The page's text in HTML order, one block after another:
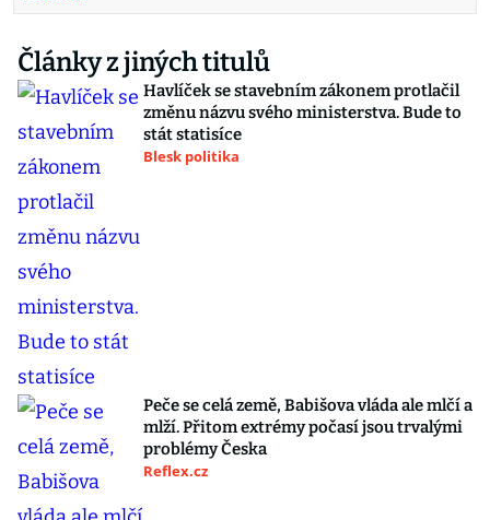
Články z jiných titulů
Havlíček se stavebním zákonem protlačil
změnu názvu svého ministerstva. Bude to
stát statisíce
Blesk politika
Peče se celá země, Babišova vláda ale mlčí a
mlží. Přitom extrémy počasí jsou trvalými
problémy Česka
Reflex.cz